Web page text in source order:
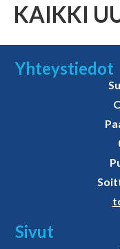
KAIKKI
Yhteystiedot
Sivut